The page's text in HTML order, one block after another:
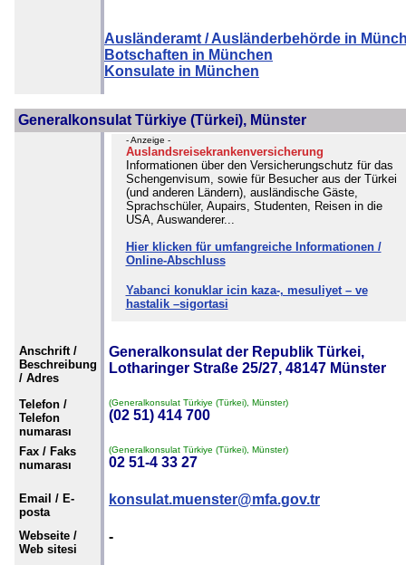
Ausländeramt / Ausländerbehörde in
Botschaften in München
Konsulate in München
Generalkonsulat Türkiye (Türkei), Münster
- Anzeige -
Auslandsreisekrankenversicherung
Informationen über den Versicherungschutz für das
Schengenvisum, sowie für Besucher aus der Türkei
(und anderen Ländern), ausländische Gäste,
Sprachschüler, Aupairs, Studenten, Reisen in die
USA, Auswanderer...
Hier klicken für umfangreiche Informationen /
Online-Abschluss
Yabanci konuklar icin kaza-, mesuliyet – ve
hastalik –sigortasi
Anschrift /
Beschreibung
/ Adres
Generalkonsulat der Republik Türkei,
Lotharinger Straße 25/27, 48147 Münster
Telefon /
Telefon
numarası
(Generalkonsulat Türkiye (Türkei), Münster)
(02 51) 414 700
Fax / Faks
numarası
(Generalkonsulat Türkiye (Türkei), Münster)
02 51-4 33 27
Email / E-
posta
konsulat.muenster@mfa.gov.tr
Webseite /
Web sitesi
-